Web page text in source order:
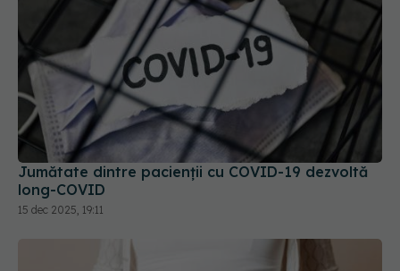
Jumătate dintre pacienții cu COVID-19 dezvoltă
long-COVID
15 dec 2025, 19:11